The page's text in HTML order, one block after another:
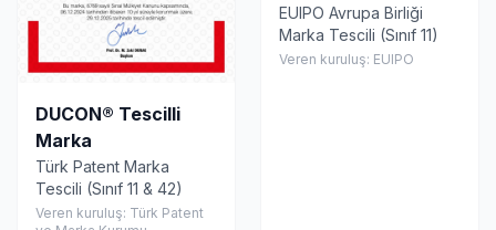
DUCON® Tescilli
Marka
Türk Patent Marka
Tescili (Sınıf 11 & 42)
Veren kuruluş: Türk Patent
EUIPO Avrupa Birliği
Marka Tescili (Sınıf 11)
Veren kuruluş: EUIPO